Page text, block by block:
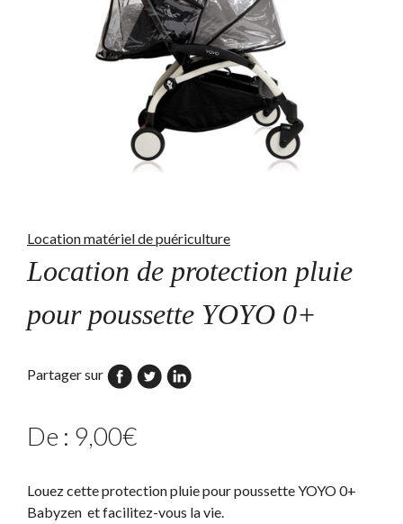
Location matériel de puériculture
Location de protection pluie
pour poussette YOYO 0+
Partager sur
De : 9,00€
Louez cette protection pluie pour poussette YOYO 0+
Babyzen et facilitez-vous la vie.